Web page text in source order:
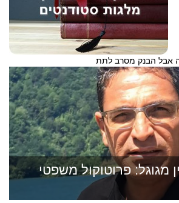
מגוגל: פרוטוקול משפטי